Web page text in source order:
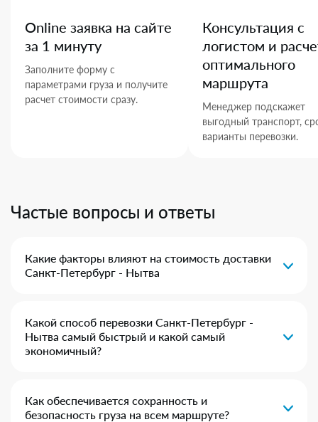
Online заявка на сайте
за 1 минуту
Заполните форму с
параметрами груза и получите
расчет стоимости сразу.
Консультация с
логистом и
оптимального
маршрута
Менеджер подскажет
выгодный транспорт,
варианты перевозки.
Частые вопросы и ответы
Какие факторы влияют на стоимость доставки
Санкт-Петербург - Нытва
Какой способ перевозки Санкт-Петербург -
Нытва самый быстрый и какой самый
экономичный?
Как обеспечивается сохранность и
безопасность груза на всем маршруте?